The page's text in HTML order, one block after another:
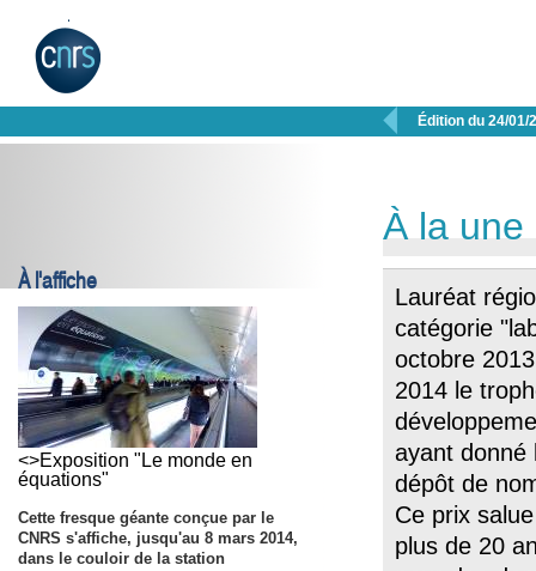
 Édition du 24/01/
À l'affiche
<>Exposition "Le monde en
équations"
Cette fresque géante conçue par le
CNRS s'affiche, jusqu'au 8 mars 2014,
dans le couloir de la station
À la une
Lauréat
catégorie
octobre
2014 le
ayant donné
dépôt de
Ce prix
plus de 20